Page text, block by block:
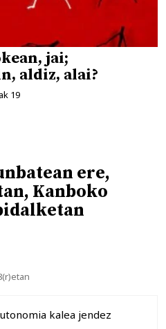
jai;
aldiz, alai?
19
ere,
Kanboko
kalea jendez